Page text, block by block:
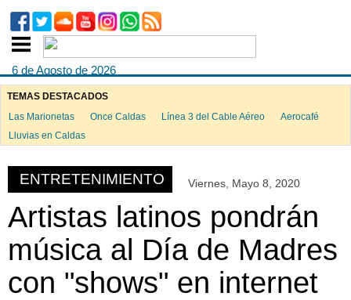
6 de Agosto de 2026
TEMAS DESTACADOS
Las Marionetas
Once Caldas Línea 3 del Cable Aéreo
Aerocafé
Lluvias en Caldas
ENTRETENIMIENTO Viernes, Mayo 8, 2020
Artistas latinos pondrán
música al Día de Madres
con "shows" en internet